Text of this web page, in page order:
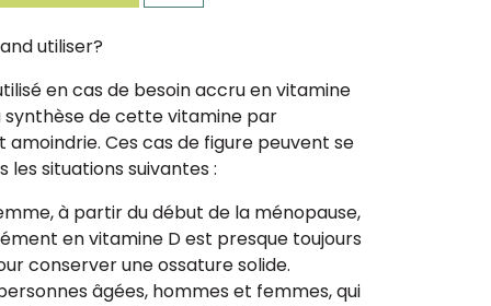
utiliser?
en cas de besoin accru en vitamine
synthèse de cette vitamine par
amoindrie. Ces cas de figure peuvent se
les situations suivantes :
à partir du début de la ménopause,
en vitamine D est presque toujours
conserver une ossature solide.
âgées, hommes et femmes, qui